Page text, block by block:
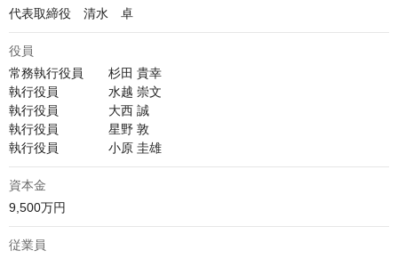
代表取締役　清水　卓
役員
常務執行役員　　杉田 貴幸
執行役員　　　　水越 崇文
執行役員　　　　大西 誠
執行役員　　　　星野 敦
執行役員　　　　小原 圭雄
資本金
9,500万円
従業員